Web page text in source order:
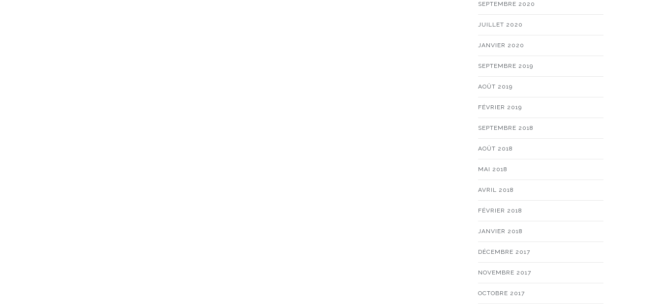
SEPTEMBRE 2020
JUILLET 2020
JANVIER 2020
SEPTEMBRE 2019
AOÛT 2019
FÉVRIER 2019
SEPTEMBRE 2018
AOÛT 2018
MAI 2018
AVRIL 2018
FÉVRIER 2018
JANVIER 2018
DÉCEMBRE 2017
NOVEMBRE 2017
OCTOBRE 2017